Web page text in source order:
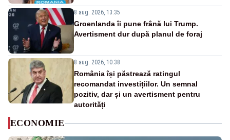
8 aug. 2026, 13:35
Groenlanda îi pune frână lui Trump.
Avertisment dur după planul de foraj
8 aug. 2026, 10:38
România își păstrează ratingul
recomandat investițiilor. Un semnal
pozitiv, dar și un avertisment pentru
autorități
ECONOMIE